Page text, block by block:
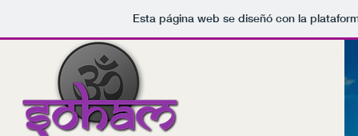
Esta página web se diseñó con la